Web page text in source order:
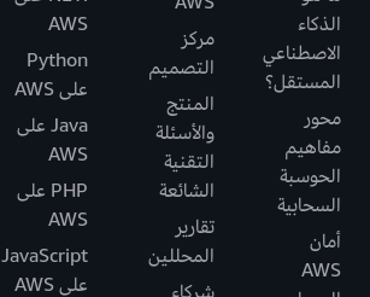
الذكاء
الاصطناعي
المستقل؟
محور
مفاهيم
الحوسبة
السحابية
أمان
AWS
مركز
التصميم
المنتج
والأسئلة
التقنية
الشائعة
تقارير
المحللين
AWS
Python
على AWS
Java على
AWS
PHP على
AWS
JavaScript
على AWS